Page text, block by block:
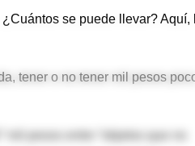
se puede llevar? Aquí,
tener o no tener mil pesos